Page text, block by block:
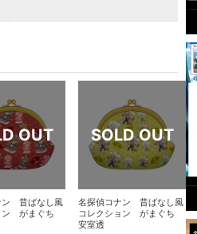
ン 昔ばなし風
ン がまぐち
名探偵コナン 昔ばなし風
コレクション がまぐち
安室透